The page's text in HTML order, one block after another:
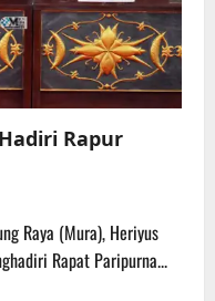
Rapur
Raya (Mura), Heriyus
Rapat Paripurna...